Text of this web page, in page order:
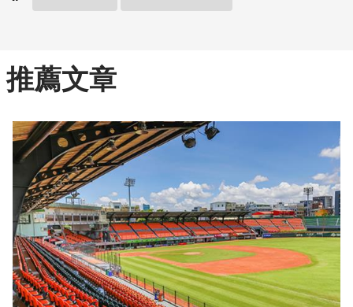
推薦文章